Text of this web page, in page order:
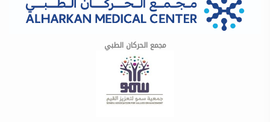
مجمع الحركان الطبي